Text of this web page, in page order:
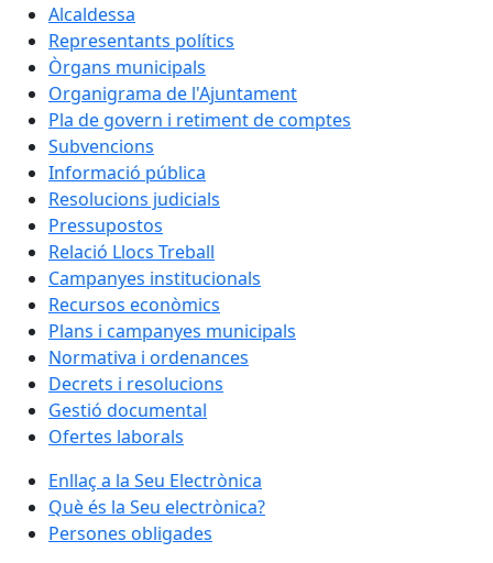
Alcaldessa
Representants polítics
Òrgans municipals
Organigrama de l'Ajuntament
Pla de govern i retiment de comptes
Subvencions
Informació pública
Resolucions judicials
Pressupostos
Relació Llocs Treball
Campanyes institucionals
Recursos econòmics
Plans i campanyes municipals
Normativa i ordenances
Decrets i resolucions
Gestió documental
Ofertes laborals
Enllaç a la Seu Electrònica
Què és la Seu electrònica?
Persones obligades